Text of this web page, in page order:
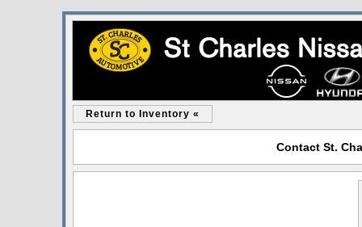
Return to Inventory «
Contact St.